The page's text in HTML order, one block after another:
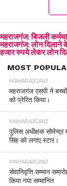
महराजगंज: बिजली
महराजगंज: लोन दिलाने
हजार रुपये लेकर लोन
MOST
MAHARAJGANJ
महराजगंज एसपी ने
को प्रेरित किया।
MAHARAJGANJ
पुलिस अधीक्षक
सिंह को लगाए स्टार।
MAHARAJGANJ
सेवानिवृत्ति सम्मान
किया गया सम्मानित